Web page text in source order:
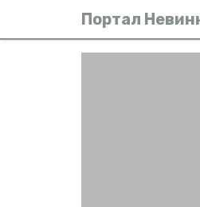
Портал